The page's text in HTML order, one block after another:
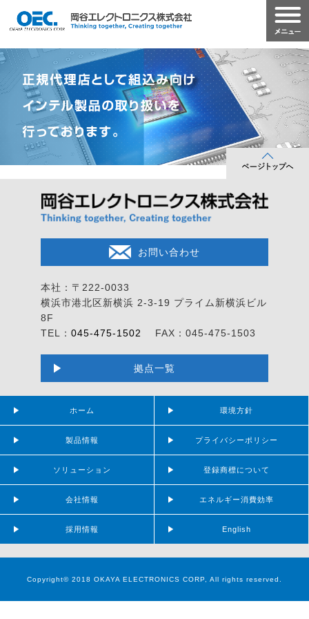
お問い合わせ
本社：〒222-0033
横浜市港北区新横浜 2-3-19 プライム新横浜ビル
8F
TEL： 045-475-1502 FAX：045-475-1503
拠点一覧
ホーム
製品情報
ソリューション
会社情報
採用情報
環境方針
プライバシーポリシー
登録商標について
エネルギー消費効率
English
Copyright© 2018 OKAYA ELECTRONICS CORP, All rights reserved.